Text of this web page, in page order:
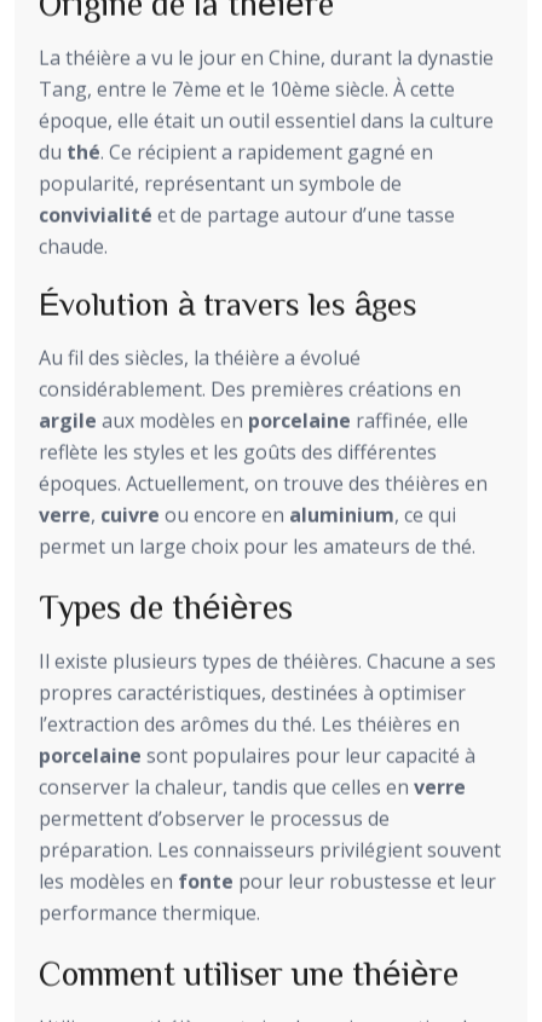
La théière a vu le jour en Chine, durant la dynastie
Tang, entre le 7ème et le 10ème siècle. À cette
époque, elle était un outil essentiel dans la culture
du thé. Ce récipient a rapidement gagné en
popularité, représentant un symbole de
convivialité et de partage autour d’une tasse
chaude.
Évolution à travers les âges
Au fil des siècles, la théière a évolué
considérablement. Des premières créations en
argile aux modèles en porcelaine raffinée, elle
reflète les styles et les goûts des différentes
époques. Actuellement, on trouve des théières en
verre, cuivre ou encore en aluminium, ce qui
permet un large choix pour les amateurs de thé.
Types de théières
Il existe plusieurs types de théières. Chacune a ses
propres caractéristiques, destinées à optimiser
l’extraction des arômes du thé. Les théières en
porcelaine sont populaires pour leur capacité à
conserver la chaleur, tandis que celles en verre
permettent d’observer le processus de
préparation. Les connaisseurs privilégient souvent
les modèles en fonte pour leur robustesse et leur
performance thermique.
Comment utiliser une théière